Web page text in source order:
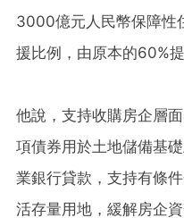
3000億元人民幣保障性
援比例，由原本的60%提
他說，支持收購房企層
項債券用於土地儲備基
業銀行貸款，支持有條
活存量用地，緩解房企